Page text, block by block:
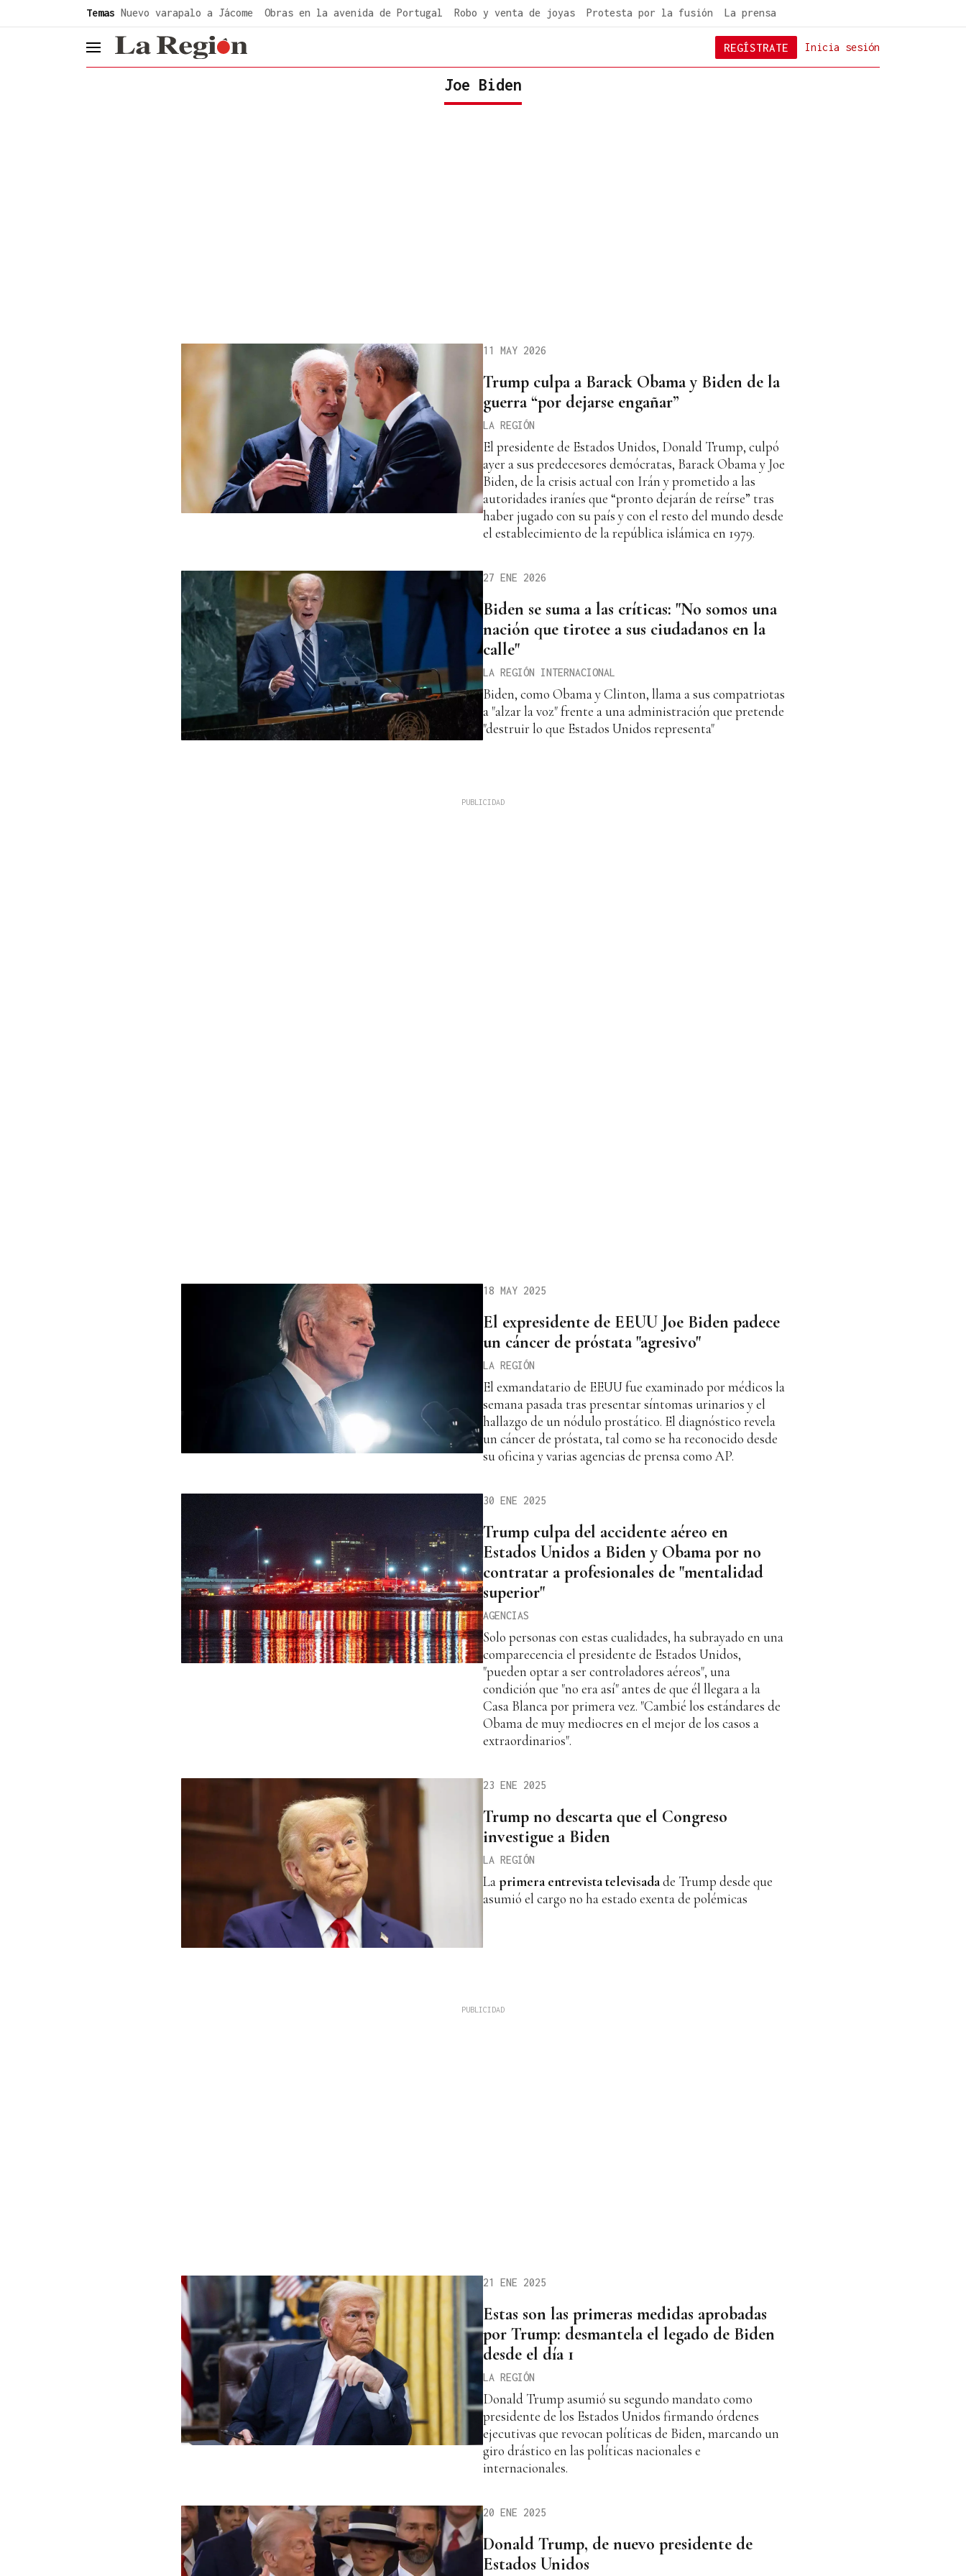
Temas Nuevo varapalo a Jácome Obras en la avenida de Portugal Robo y venta de joyas Protesta por la fusión La prensa
header.menu.open Inicia sesión
REGÍSTRATE
Joe Biden
11 MAY 2026
Trump culpa a Barack Obama y Biden de la
guerra “por dejarse engañar”
LA REGIÓN
El presidente de Estados Unidos, Donald Trump, culpó
ayer a sus predecesores demócratas, Barack Obama y Joe
Biden, de la crisis actual con Irán y prometido a las
autoridades iraníes que “pronto dejarán de reírse” tras
haber jugado con su país y con el resto del mundo desde
el establecimiento de la república islámica en 1979.
27 ENE 2026
Biden se suma a las críticas: "No somos una
nación que tirotee a sus ciudadanos en la
calle"
LA REGIÓN INTERNACIONAL
Biden, como Obama y Clinton, llama a sus compatriotas
a "alzar la voz" frente a una administración que pretende
"destruir lo que Estados Unidos representa"
18 MAY 2025
El expresidente de EEUU Joe Biden padece
un cáncer de próstata "agresivo"
LA REGIÓN
El exmandatario de EEUU fue examinado por médicos la
semana pasada tras presentar síntomas urinarios y el
hallazgo de un nódulo prostático. El diagnóstico revela
un cáncer de próstata, tal como se ha reconocido desde
su oficina y varias agencias de prensa como AP.
30 ENE 2025
Trump culpa del accidente aéreo en
Estados Unidos a Biden y Obama por no
contratar a profesionales de "mentalidad
superior"
AGENCIAS
Solo personas con estas cualidades, ha subrayado en una
comparecencia el presidente de Estados Unidos,
"pueden optar a ser controladores aéreos", una
condición que "no era así" antes de que él llegara a la
Casa Blanca por primera vez. "Cambié los estándares de
Obama de muy mediocres en el mejor de los casos a
extraordinarios".
23 ENE 2025
Trump no descarta que el Congreso
investigue a Biden
LA REGIÓN
Laprimera entrevista televisadade Trump desde que
asumió el cargo no ha estado exenta de polémicas
21 ENE 2025
Estas son las primeras medidas aprobadas
por Trump: desmantela el legado de Biden
desde el día 1
LA REGIÓN
Donald Trump asumió su segundo mandato como
presidente de los Estados Unidos firmando órdenes
ejecutivas que revocan políticas de Biden, marcando un
giro drástico en las políticas nacionales e
internacionales.
20 ENE 2025
Donald Trump, de nuevo presidente de
Estados Unidos